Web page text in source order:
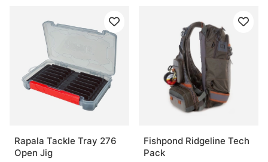
Rapala Tackle Tray 276
Open Jig
Fishpond Ridgeline Tech
Pack